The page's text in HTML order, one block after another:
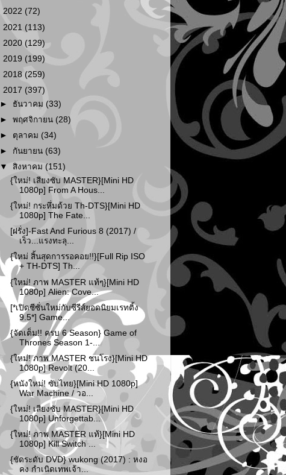
2022 (72)
2021 (113)
2020 (129)
2019 (199)
2018 (259)
2017 (397)
► ธันวาคม (33)
►พฤศจิกายน (28)
► ตุลาคม (34)
► กันยายน (63)
▼สิงหาคม (151)
{ใหม่! เสียงซับ MASTER}[Mini HD
1080p] From A Hous...
{ใหม่! กระหึ่มด้วย Th-DTS}[Mini HD
1080p] The Fate...
[ฝรั่ง]-Fast And Furious 8 (2017) /
เร็ว...แรงทะลุ...
{ใหม่ สิ้นสุดการรอคอย!!}[Full Rip ISO
+ TH-DTS] Th...
{ใหม่! ภาพ MASTER แท้ๆ}[Mini HD
1080p] Alien: Cove...
[*เปิดซีซั่นใหม่กับซีรีส์ยอดนิยมเรทติ้ง
9.5*] Game...
{จัดเต็ม!! ครบ 6 Season} Game of
Thrones Season 1-...
{ใหม่! ภาพ MASTER ชนโรง}[Mini HD
1080p] Revolt (20...
{หนังใหม่! ซับไทย}[Mini HD 1080p]
War Machine / วอ...
{ใหม่! เสียงซับ MASTER}[Mini HD
1080p] Unforgettab...
{ใหม่! ภาพ MASTER แท้}[Mini HD
1080p] Kill Switch ...
{ชัดระดับ DVD} wukong (2017) : หงอ
คง กำเนิดเทพเจ้า...